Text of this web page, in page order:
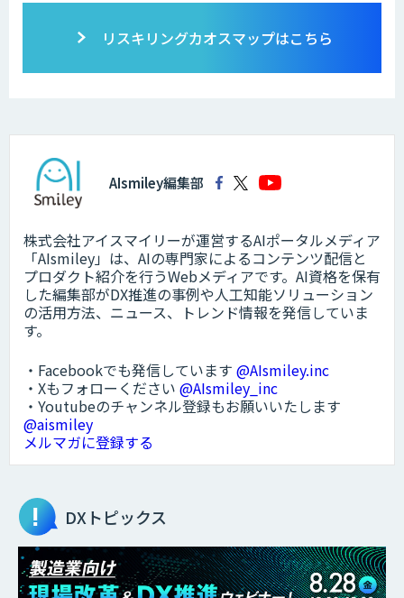
リスキリングカオスマップはこちら
AIsmiley編集部
株式会社アイスマイリーが運営するAIポータルメディア
「AIsmiley」は、AIの専門家によるコンテンツ配信と
プロダクト紹介を行うWebメディアです。AI資格を保有
した編集部がDX推進の事例や人工知能ソリューション
の活用方法、ニュース、トレンド情報を発信していま
す。
・Facebookでも発信しています @AIsmiley.inc
・Xもフォローください @AIsmiley_inc
・Youtubeのチャンネル登録もお願いいたします
@aismiley
メルマガに登録する
DXトピックス